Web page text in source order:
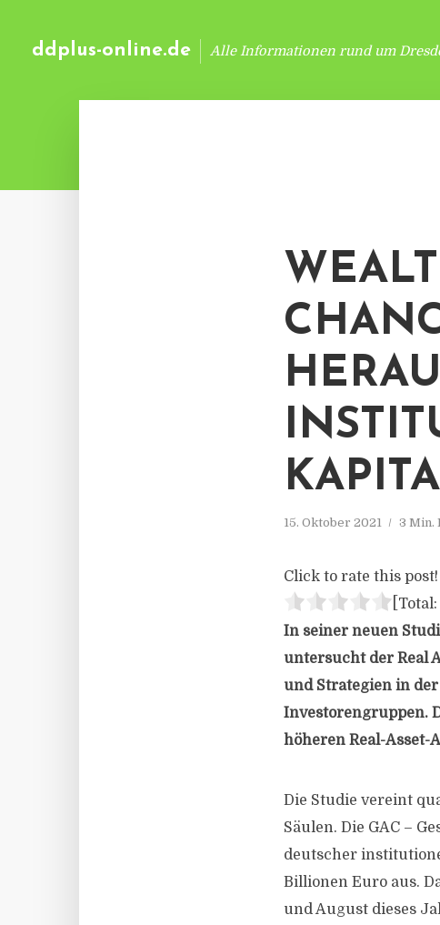
ddplus-online.de Alle Informationen rund um
15. Oktober 2021 3 Min.
Click to rate this post!
[Total:
In seiner neuen
untersucht der Real
und Strategien in
Investorengruppen.
höheren Real-
Die Studie vereint
Säulen. Die GAC –
deutscher
Billionen Euro aus.
und August dieses